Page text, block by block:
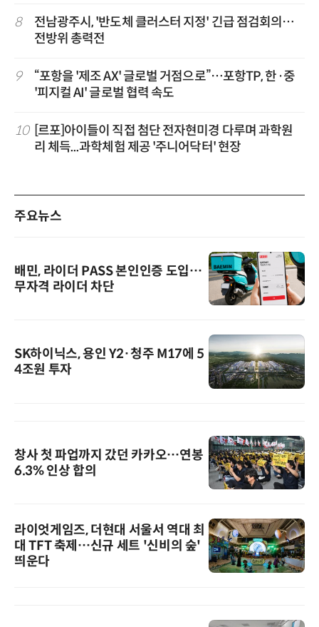
8
전남광주시, '반도체 클러스터 지정' 긴급 점검회의…
전방위 총력전
9
“포항을 '제조 AX' 글로벌 거점으로”…포항TP, 한·중
'피지컬 AI' 글로벌 협력 속도
10
[르포]아이들이 직접 첨단 전자현미경 다루며 과학원
리 체득...과학체험 제공 '주니어닥터' 현장
주요뉴스
배민, 라이더 PASS 본인인증 도입…
무자격 라이더 차단
SK하이닉스, 용인 Y2·청주 M17에 5
4조원 투자
창사 첫 파업까지 갔던 카카오…연봉
6.3% 인상 합의
라이엇게임즈, 더현대 서울서 역대 최
대 TFT 축제…신규 세트 '신비의 숲'
띄운다